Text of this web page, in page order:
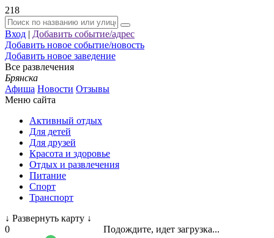
218
Вход | Добавить событие/адрес
Добавить новое событие/новость
Добавить новое заведение
Все развлечения
Брянска
Афиша Новости Отзывы
Меню сайта
Активный отдых
Для детей
Для друзей
Красота и здоровье
Отдых и развлечения
Питание
Спорт
Транспорт
↓ Развернуть карту ↓
Подождите, идет загрузка...
0